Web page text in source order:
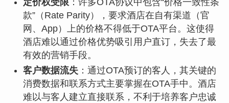
款”（Rate Parity），要求酒店在自有渠道（官
网、App）上的价格不得低于OTA平台。这使得
酒店难以通过价格优势吸引用户直订，失去了最
有效的营销手段。
客户数据流失：通过OTA预订的客人，其关键的
消费数据和联系方式主要掌握在OTA手中。酒店
难以与客人建立直接联系，不利于培养客户忠诚